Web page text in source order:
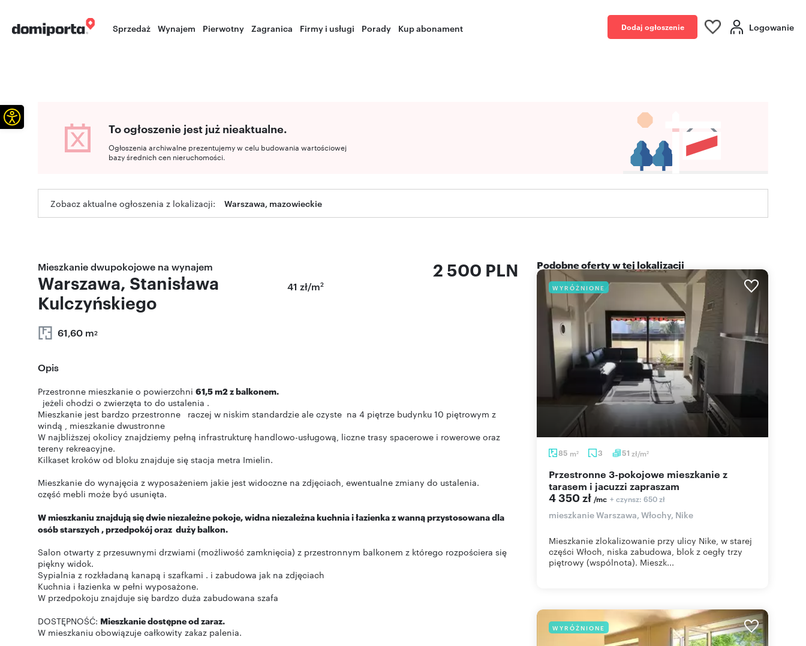
Sprzedaż Wynajem Pierwotny Zagranica Firmy i usługi Porady Kup abonament Dodaj ogłoszenie Logowanie
To ogłoszenie jest już nieaktualne.
Ogłoszenia archiwalne prezentujemy w celu budowania wartościowej
bazy średnich cen nieruchomości.
Zobacz aktualne ogłoszenia z lokalizacji: Warszawa, mazowieckie
Mieszkanie dwupokojowe na wynajem
Warszawa, Stanisława
Kulczyńskiego
61,60 m2
2 500 PLN
41 zł/m2
Opis
Przestronne mieszkanie o powierzchni 61,5 m2 z balkonem.
jeżeli chodzi o zwierzęta to do ustalenia .
Mieszkanie jest bardzo przestronne raczej w niskim standardzie ale czyste na 4 piętrze budynku 10 piętrowym z
windą , mieszkanie dwustronne
W najbliższej okolicy znajdziemy pełną infrastrukturę handlowo-usługową, liczne trasy spacerowe i rowerowe oraz
tereny rekreacyjne.
Kilkaset kroków od bloku znajduje się stacja metra Imielin.
Mieszkanie do wynajęcia z wyposażeniem jakie jest widoczne na zdjęciach, ewentualne zmiany do ustalenia.
część mebli może być usunięta.
W mieszkaniu znajdują się dwie niezależne pokoje, widna niezależna kuchnia i łazienka z wanną przystosowana dla
osób starszych , przedpokój oraz duży balkon.
Salon otwarty z przesuwnymi drzwiami (możliwość zamknięcia) z przestronnym balkonem z którego rozpościera się
piękny widok.
Sypialnia z rozkładaną kanapą i szafkami . i zabudowa jak na zdjęciach
Kuchnia i łazienka w pełni wyposażone.
W przedpokoju znajduje się bardzo duża zabudowana szafa
DOSTĘPNOŚĆ: Mieszkanie dostępne od zaraz.
W mieszkaniu obowiązuje całkowity zakaz palenia.
Podobne oferty w tej lokalizacji
WYRÓŻNIONE
85 m2 3 51 zł/m2
Przestronne 3-pokojowe mieszkanie z
tarasem i jacuzzi zapraszam
4 350 zł /mc + czynsz: 650 zł
mieszkanie Warszawa, Włochy, Nike
Mieszkanie zlokalizowanie przy ulicy Nike, w starej
części Włoch, niska zabudowa, blok z cegły trzy
piętrowy (wspólnota). Mieszk...
WYRÓŻNIONE
Otwórz pasek narzędzi